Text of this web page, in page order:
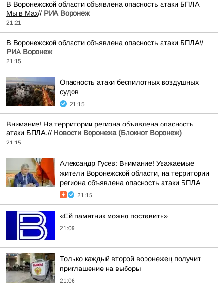
В Воронежской области объявлена опасность атаки БПЛА
Мы в Мах// РИА Воронеж
21:21
В Воронежской области объявлена опасность атаки БПЛА//
РИА Воронеж
21:15
Опасность атаки беспилотных воздушных
судов
21:15
Внимание! На территории региона объявлена опасность
атаки БПЛА.// Новости Воронежа (Блокнот Воронеж)
21:15
Александр Гусев: Внимание! Уважаемые
жители Воронежской области, на территории
региона объявлена опасность атаки БПЛА
21:15
«Ей памятник можно поставить»
21:09
Только каждый второй воронежец получит
приглашение на выборы
21:06